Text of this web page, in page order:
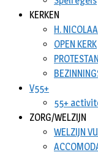
KERKEN
H.
OPEN KERK
V55+
55+
ZORG/WELZIJN
WELZIJN